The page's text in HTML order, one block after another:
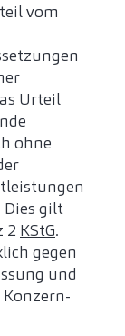
vom
Urteil
ohne
gilt
2 KStG.
gegen
und